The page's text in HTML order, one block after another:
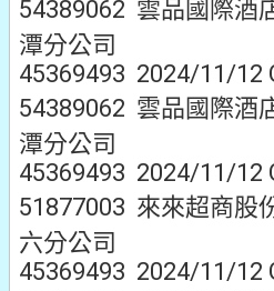
54389062 雲品國際酒
潭分公司
45369493 2024/11/12
54389062 雲品國際酒
潭分公司
45369493 2024/11/12
51877003 來來超商股
六分公司
45369493 2024/11/12